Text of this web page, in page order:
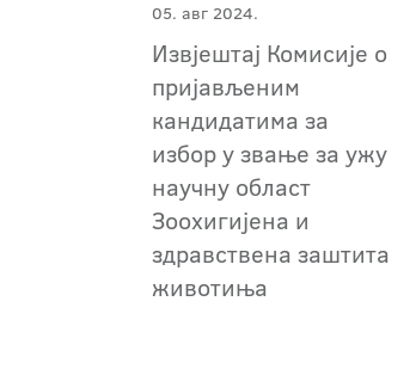
05. авг 2024.
Извјештај Комисије о
пријављеним
кандидатима за
избор у звање за ужу
научну област
Зоохигијена и
здравствена заштита
животиња